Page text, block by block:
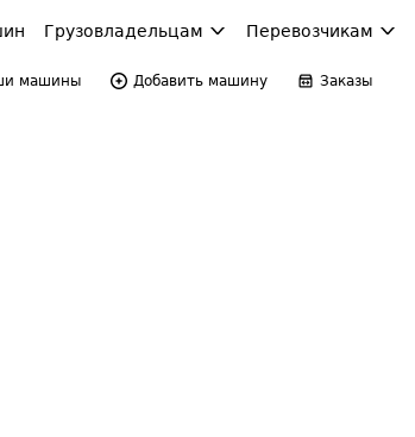
Грузовладельцам Перевозчикам
машины Добавить машину Заказы